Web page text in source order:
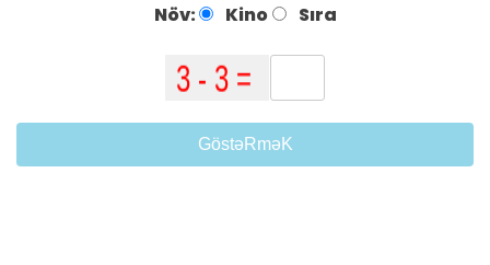
Növ: Kino Sıra
GöstəRməK